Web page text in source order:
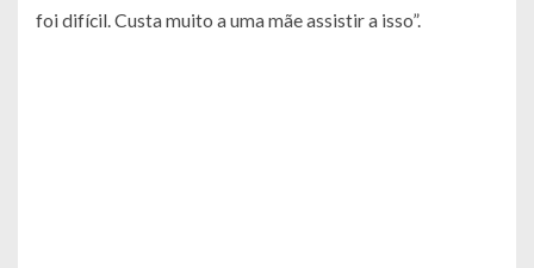
foi difícil. Custa muito a uma mãe assistir a isso”.